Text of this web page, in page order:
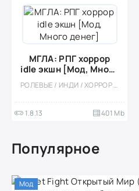
МГЛА: РПГ хоррор
idle экшн [Мод, Много
денег]
РОЛЕВЫЕ / ИНДИ / ХОРРОР / ОДНОПОЛЬЗОВАТЕЛЬСКИЕ / ЭКШЕНЫ / МОД / ВСТРОЕННЫЙ КЕШ / МОНСТРЫ / ВЫЖИВАНИЕ / ХОРРОР НА ВЫЖИВАНИЕ / 3D
1.8.13 401 Mb
Популярное
Мод